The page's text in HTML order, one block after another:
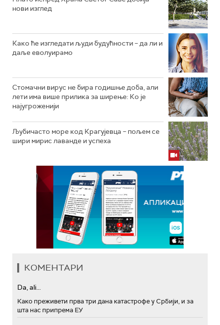
нови изглед
Како ће изгледати људи будућности – да ли и
даље еволуирамо
Стомачни вирус не бира годишње доба, али
лети има више прилика за ширење: Ко је
најугроженији
Љубичасто море код Крагујевца – пољем се
шири мирис лаванде и успеха
КОМЕНТАРИ
Da, ali...
Како преживети прва три дана катастрофе у Србији, и за
шта нас припрема ЕУ